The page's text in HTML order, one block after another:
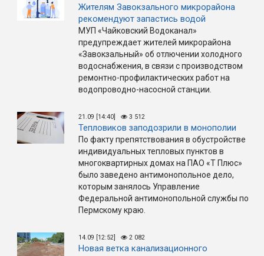
Жителям Завокзального микрорайона
рекомендуют запастись водой
МУП «Чайковский Водоканал»
предупреждает жителей микрорайона
«Завокзальный» об отлючении холодного
водоснабжения, в связи с производством
ремонтно-профилактических работ на
водопроводно-насосной станции.
21.09 [14:40] 3 512
Тепловиков заподозрили в монополии
По факту препятствования в обустройстве
индивидуальных тепловых пунктов в
многоквартирных домах на ПАО «Т Плюс»
было заведено антимонопольное дело,
которым занялось Управление
Федеральной антимонопольной службы по
Пермскому краю.
14.09 [12:52] 2 082
Новая ветка канализационного